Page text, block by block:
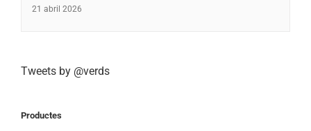
21 abril 2026
Tweets by @verds
Productes